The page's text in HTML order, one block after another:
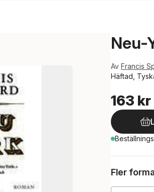
Neu-
Av Francis
Häftad,
163 kr
Fler